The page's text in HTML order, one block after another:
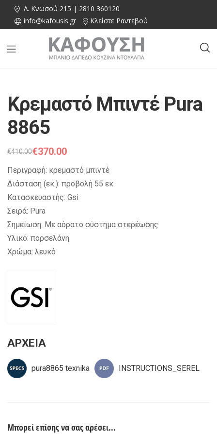
Λ. Κνωσού 215 | 2810 360120
info@kafousis.gr
Κλείστε Ραντεβού
Κρεμαστό Μπιντέ Pura
8865
€410.00€370.00
Περιγραφή: κρεμαστό μπιντέ
Διάσταση (εκ.): προβολή 55 εκ.
Κατασκευαστής: Gsi
Σειρά: Pura
Σημείωση: Με αόρατο σύστημα στερέωσης
Υλικό: πορσελάνη
Χρώμα: λευκό
ΑΡΧΕΙΑ
pura8865 texnika INSTRUCTIONS_SEREL
Μπορεί επίσης να σας αρέσει…